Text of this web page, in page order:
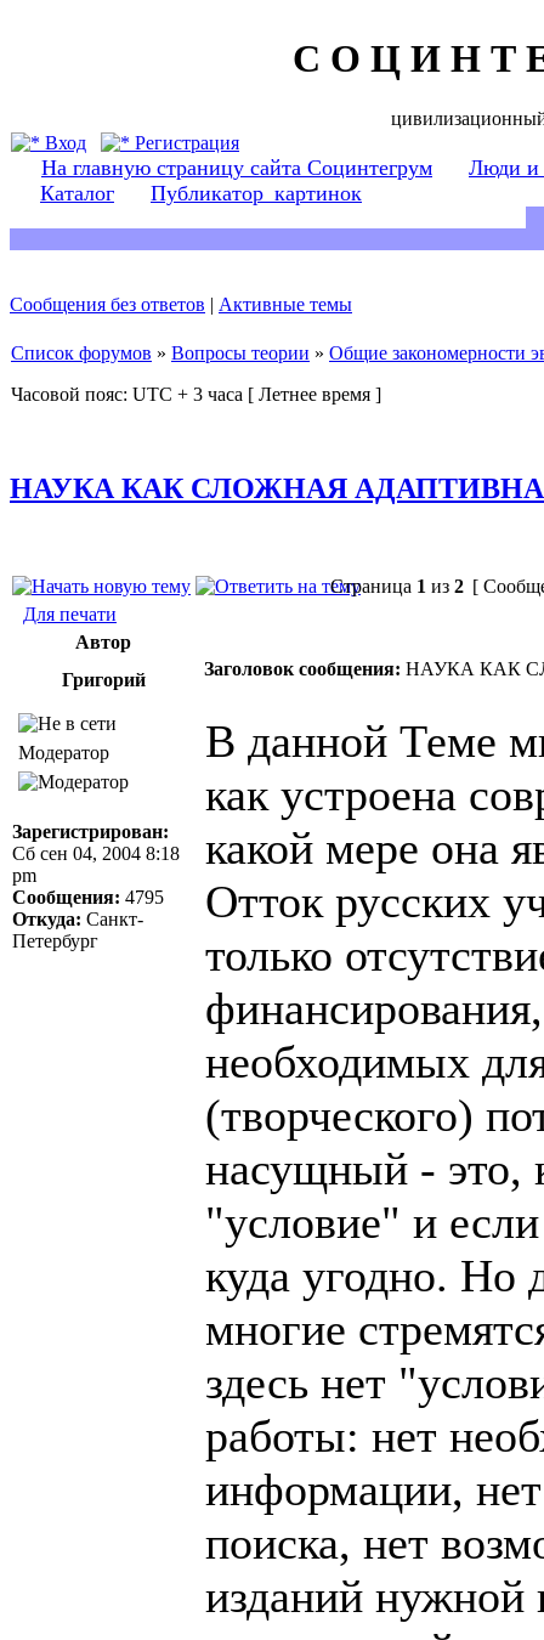
С О Ц И Н Т
Вход
Регистрация
На главную страницу сайта Социнтегрум
Люди и
Каталог
Публикатор_картинок
Сообщения без ответов | Активные темы
Список форумов » Вопросы теории » Общие закономерности
Часовой пояс: UTC + 3 часа [ Летнее время ]
НАУКА КАК СЛОЖНАЯ
Страница 1 из 2 [
Для печати
Автор
Григорий
Заголовок сообщения: НАУКА КАК
Модератор
Зарегистрирован:
Сб сен 04, 2004 8:18
pm
Сообщения: 4795
Откуда: Санкт-
Петербург
В данной Теме
как устроена
какой мере она
Отток русских
только
необходимых
(творческого)
насущный - это,
"условие" и
куда угодно. Но
многие
здесь нет
работы: нет
информации,
поиска, нет
изданий нужной